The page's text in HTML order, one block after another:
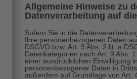
Allgemeine Hinweise zu
Datenverarbeitung auf
Sofern Sie in die
Ihre personenbezogenen Daten
DSGVO bzw. Art. 9 Abs. 2 lit. a
Datenkategorien nach Art. 9 Abs.
einer ausdrücklichen Einwilligung
personenbezogener Daten in
außerdem auf Grundlage von Art.